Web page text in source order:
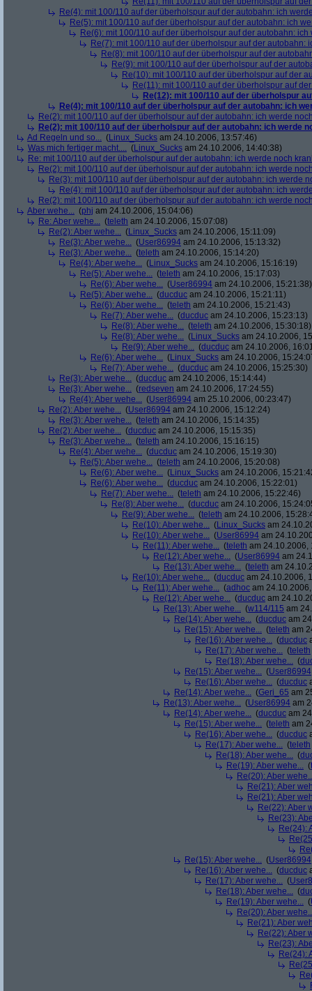
Re(4): mit 100/110 auf der überholspur auf der autobahn: ich
Re(5): mit 100/110 auf der überholspur auf der autobahn: ich
Re(6): mit 100/110 auf der überholspur auf der autobahn:
Re(7): mit 100/110 auf der überholspur auf der autobahn:
Re(8): mit 100/110 auf der überholspur auf der
Re(9): mit 100/110 auf der überholspur auf der
Re(10): mit 100/110 auf der überholspur auf der
Re(11): mit 100/110 auf der überholspur auf
Re(12): mit 100/110 auf der überholspur
Re(4): mit 100/110 auf der überholspur auf der autobahn: ich
Re(2): mit 100/110 auf der überholspur auf der autobahn: ich werde
Re(2): mit 100/110 auf der überholspur auf der autobahn: ich werde
Ad Regeln und so... (Linux_Sucks am 24.10.2006, 13:57:46)
Was mich fertiger macht.... (Linux_Sucks am 24.10.2006, 14:40:38)
Re: mit 100/110 auf der überholspur auf der autobahn: ich werde noch
Re(2): mit 100/110 auf der überholspur auf der autobahn: ich werde
Re(3): mit 100/110 auf der überholspur auf der autobahn: ich werde
Re(4): mit 100/110 auf der überholspur auf der autobahn: ich
Re(2): mit 100/110 auf der überholspur auf der autobahn: ich werde
Aber wehe... (phj am 24.10.2006, 15:04:06)
Re: Aber wehe... (teleth am 24.10.2006, 15:07:08)
Re(2): Aber wehe... (Linux_Sucks am 24.10.2006, 15:11:09)
Re(3): Aber wehe... (User86994 am 24.10.2006, 15:13:32)
Re(3): Aber wehe... (teleth am 24.10.2006, 15:14:20)
Re(4): Aber wehe... (Linux_Sucks am 24.10.2006, 15:16:19)
Re(5): Aber wehe... (teleth am 24.10.2006, 15:17:03)
Re(6): Aber wehe... (User86994 am 24.10.2006, 15:21:38)
Re(5): Aber wehe... (ducduc am 24.10.2006, 15:21:11)
Re(6): Aber wehe... (teleth am 24.10.2006, 15:21:43)
Re(7): Aber wehe... (ducduc am 24.10.2006, 15:23:13)
Re(8): Aber wehe... (teleth am 24.10.2006, 15:30:18)
Re(8): Aber wehe... (Linux_Sucks am 24.10.2006,
Re(9): Aber wehe... (ducduc am 24.10.2006,
Re(6): Aber wehe... (Linux_Sucks am 24.10.2006,
Re(7): Aber wehe... (ducduc am 24.10.2006, 15:25:30)
Re(3): Aber wehe... (ducduc am 24.10.2006, 15:14:44)
Re(3): Aber wehe... (redseven am 24.10.2006, 17:24:55)
Re(4): Aber wehe... (User86994 am 25.10.2006, 00:23:47)
Re(2): Aber wehe... (User86994 am 24.10.2006, 15:12:24)
Re(3): Aber wehe... (teleth am 24.10.2006, 15:14:35)
Re(2): Aber wehe... (ducduc am 24.10.2006, 15:15:35)
Re(3): Aber wehe... (teleth am 24.10.2006, 15:16:15)
Re(4): Aber wehe... (ducduc am 24.10.2006, 15:19:30)
Re(5): Aber wehe... (teleth am 24.10.2006, 15:20:08)
Re(6): Aber wehe... (Linux_Sucks am 24.10.2006,
Re(6): Aber wehe... (ducduc am 24.10.2006, 15:22:01)
Re(7): Aber wehe... (teleth am 24.10.2006, 15:22:46)
Re(8): Aber wehe... (ducduc am 24.10.2006,
Re(9): Aber wehe... (teleth am 24.10.2006,
Re(10): Aber wehe... (Linux_Sucks am
Re(10): Aber wehe... (User86994 am
Re(11): Aber wehe... (teleth am 24.10.2006,
Re(12): Aber wehe... (User86994 am
Re(13): Aber wehe... (teleth am
Re(10): Aber wehe... (ducduc am 24.10.2006,
Re(11): Aber wehe... (adhoc am
Re(12): Aber wehe... (ducduc am
Re(13): Aber wehe... (w114/115 am
Re(14): Aber wehe... (ducduc am
Re(15): Aber wehe... (teleth am
Re(16): Aber wehe... (ducduc
Re(17): Aber wehe... (teleth
Re(18): Aber wehe... (
Re(15): Aber wehe... (User86994
Re(16): Aber wehe... (ducduc
Re(14): Aber wehe... (Geri_65 am
Re(13): Aber wehe... (User86994 am
Re(14): Aber wehe... (ducduc am
Re(15): Aber wehe... (teleth am
Re(16): Aber wehe... (ducduc
Re(17): Aber wehe... (teleth
Re(18): Aber wehe... (
Re(19): Aber wehe... (
Re(20): Aber
Re(21): Aber
Re(21): Aber
Re(22): Aber
Re(23):
Re(24):
Re(15): Aber wehe... (User86994
Re(16): Aber wehe... (ducduc
Re(17): Aber wehe... (
Re(18): Aber wehe... (
Re(19): Aber wehe... (
Re(20): Aber
Re(21): Aber
Re(22): Aber
Re(23):
Re(24):